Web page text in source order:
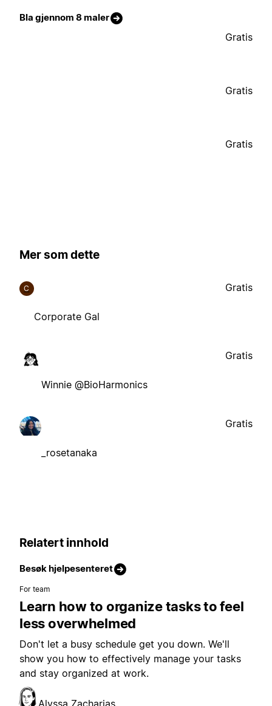
Bla gjennom 8 maler
Gratis
Gratis
Gratis
Mer som dette
C
Corporate Gal
Gratis
Winnie @BioHarmonics
Gratis
_rosetanaka
Gratis
Relatert innhold
Besøk hjelpesenteret
For team
Learn how to organize tasks to feel
less overwhelmed
Don't let a busy schedule get you down. We'll
show you how to effectively manage your tasks
and stay organized at work.